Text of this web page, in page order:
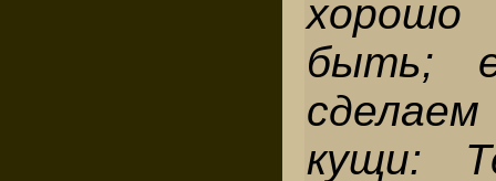
быть;
кущи: